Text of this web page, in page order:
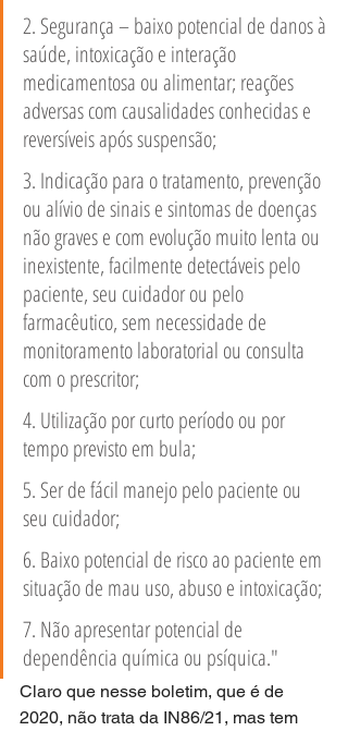
2. Segurança – baixo potencial de danos à
saúde, intoxicação e interação
medicamentosa ou alimentar; reações
adversas com causalidades conhecidas e
reversíveis após suspensão;
3. Indicação para o tratamento, prevenção
ou alívio de sinais e sintomas de doenças
não graves e com evolução muito lenta ou
inexistente, facilmente detectáveis pelo
paciente, seu cuidador ou pelo
farmacêutico, sem necessidade de
monitoramento laboratorial ou consulta
com o prescritor;
4. Utilização por curto período ou por
tempo previsto em bula;
5. Ser de fácil manejo pelo paciente ou
seu cuidador;
6. Baixo potencial de risco ao paciente em
situação de mau uso, abuso e intoxicação;
7. Não apresentar potencial de
dependência química ou psíquica."
Claro que nesse boletim, que é de
2020, não trata da IN86/21, mas tem